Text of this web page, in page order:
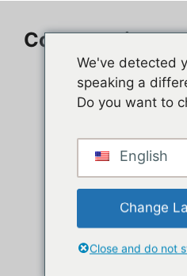
contenuComment jouer
We've detected
speaking a
Do you want to
English
Change
Close and do not